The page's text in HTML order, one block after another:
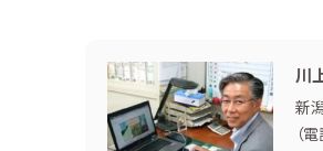
川
新
（電